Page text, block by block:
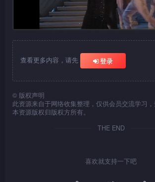
查看更多内容，请先 登录
© 版权声明
此资源来自于网络收集整理，仅供会员交流学习，
本资源版权归版权方所有。
THE END
喜欢就支持一下吧